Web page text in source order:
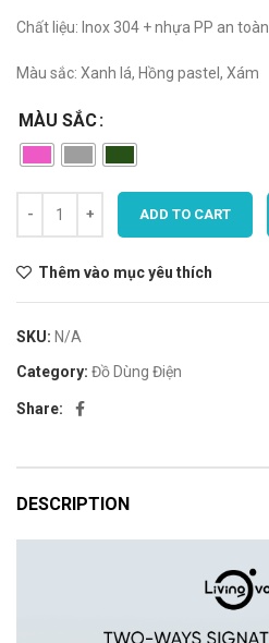
Chất liệu: Inox 304 + nhựa PP an toàn
Màu sắc: Xanh lá, Hồng pastel, Xám
MÀU SẮC
ADD TO CART
Thêm vào mục yêu thích
SKU: N/A
Category: Đồ Dùng Điện
Share:
DESCRIPTION